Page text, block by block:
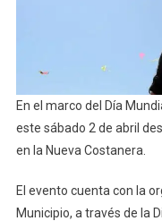
En el marco del Día
este sábado 2 de abril
en la Nueva Costanera.
El evento cuenta con la
Municipio, a través de la